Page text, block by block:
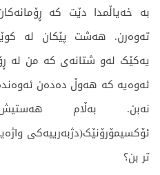
بە خەیاڵمدا دێت کە
تەوەرن. هەشت پێکان لە
یەکێک لەو شتانەی کە من لە
ئەوەیە کە هەوڵ دەدەن
نەبن. بەڵام
ئۆکسیمۆرۆنێک(دژبەرییەکی
تر بن؟